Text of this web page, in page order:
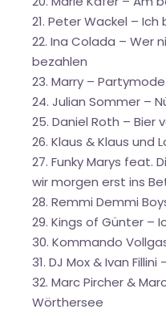
21. Peter Wackel –
22. Ina Colada – Wer
bezahlen
23. Marry – Partymode
24. Julian Sommer –
25. Daniel Roth – Bier
26. Klaus & Klaus und
27. Funky Marys feat.
wir morgen erst ins
28. Remmi Demmi
29. Kings of Günter –
30. Kommando
31. DJ Mox & Ivan
32. Marc Pircher &
Wörthersee